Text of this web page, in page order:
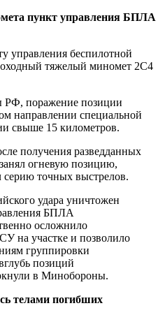
пункт управления БПЛА
управления беспилотной
тяжелый миномет 2С4
поражение позиции
направлении специальной
свыше 15 километров.
получения разведданных
огневую позицию,
серию точных выстрелов.
удара уничтожен
БПЛА
осложнило
на участке и позволило
группировки
позиций
в Минобороны.
телами погибших